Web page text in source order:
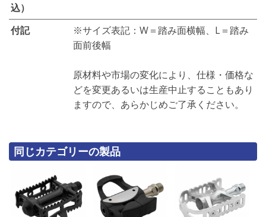
込）
付記
※サイズ表記：W＝踏み面横幅、L＝踏み
面前後幅
原材料や市場の変化により、仕様・価格な
どを変更あるいは生産中止することもあり
ますので、あらかじめご了承ください。
同じカテゴリーの製品